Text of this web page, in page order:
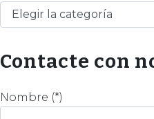
Categorías
Contacte con
Nombre (*)